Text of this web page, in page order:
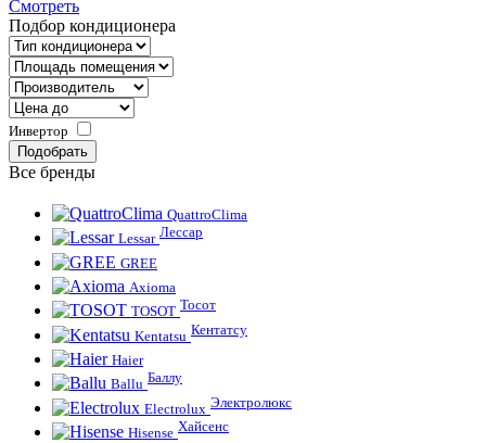
Смотреть
Подбор кондиционера
Инвертор
Все бренды
QuattroClima
Lessar Лессар
GREE
Axioma
TOSOT Тосот
Kentatsu Кентатсу
Haier
Ballu Баллу
Electrolux Электролюкс
Hisense Хайсенс